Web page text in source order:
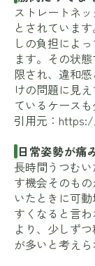
ストレートネ
とされていま
しの負担によ
ます。その状
限され、違和
けの問題に見
ているケースも
引用元：
日常姿勢が痛
長時間うつむ
す機会そのも
いたときに可
すくなると言
より、少しず
が多いと考えら